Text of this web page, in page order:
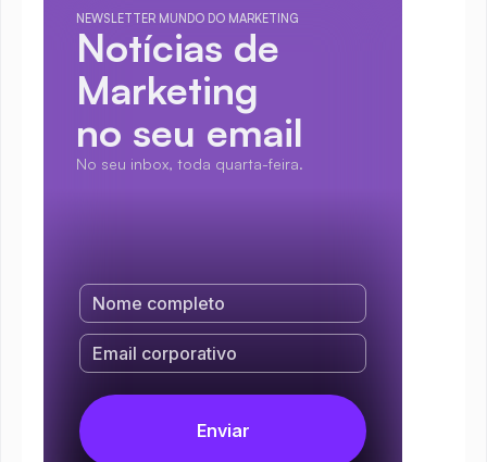
NEWSLETTER MUNDO DO MARKETING
Notícias de
Marketing
no seu email
No seu inbox, toda quarta-feira.